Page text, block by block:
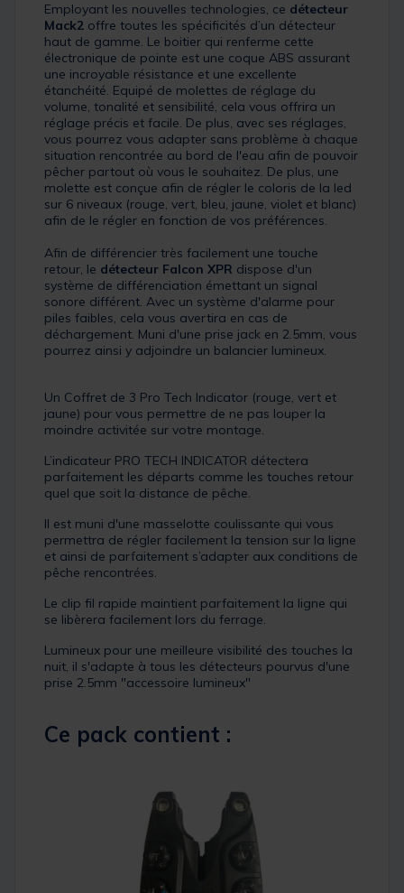
Employant les nouvelles technologies, ce détecteur
Mack2 offre toutes les spécificités d’un détecteur
haut de gamme. Le boitier qui renferme cette
électronique de pointe est une coque ABS assurant
une incroyable résistance et une excellente
étanchéité. Equipé de molettes de réglage du
volume, tonalité et sensibilité, cela vous offrira un
réglage précis et facile. De plus, avec ses réglages,
vous pourrez vous adapter sans problème à chaque
situation rencontrée au bord de l'eau afin de pouvoir
pêcher partout où vous le souhaitez. De plus, une
molette est conçue afin de régler le coloris de la led
sur 6 niveaux (rouge, vert, bleu, jaune, violet et blanc)
afin de le régler en fonction de vos préférences.
Afin de différencier très facilement une touche
retour, le détecteur Falcon XPR dispose d'un
système de différenciation émettant un signal
sonore différent. Avec un système d'alarme pour
piles faibles, cela vous avertira en cas de
déchargement. Muni d'une prise jack en 2.5mm, vous
pourrez ainsi y adjoindre un balancier lumineux.
Un Coffret de 3 Pro Tech Indicator (rouge, vert et
jaune) pour vous permettre de ne pas louper la
moindre activitée sur votre montage.
L’indicateur PRO TECH INDICATOR détectera
parfaitement les départs comme les touches retour
quel que soit la distance de pêche.
Il est muni d'une masselotte coulissante qui vous
permettra de régler facilement la tension sur la ligne
et ainsi de parfaitement s’adapter aux conditions de
pêche rencontrées.
Le clip fil rapide maintient parfaitement la ligne qui
se libèrera facilement lors du ferrage.
Lumineux pour une meilleure visibilité des touches la
nuit, il s'adapte à tous les détecteurs pourvus d'une
prise 2.5mm "accessoire lumineux"
Ce pack contient :